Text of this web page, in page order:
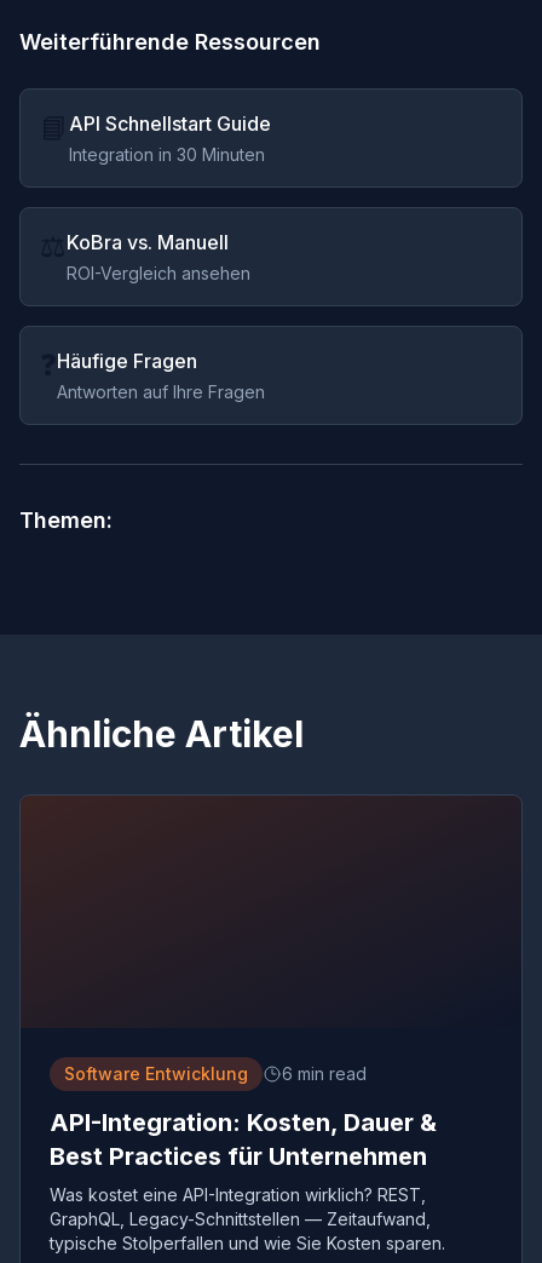
Weiterführende Ressourcen
API Schnellstart Guide
Integration in 30 Minuten
KoBra vs. Manuell
ROI-Vergleich ansehen
Häufige Fragen
Antworten auf Ihre Fragen
Themen:
Ähnliche Artikel
Software Entwicklung 6 min read
API-Integration: Kosten, Dauer &
Best Practices für Unternehmen
Was kostet eine API-Integration wirklich? REST,
GraphQL, Legacy-Schnittstellen — Zeitaufwand,
typische Stolperfallen und wie Sie Kosten sparen.